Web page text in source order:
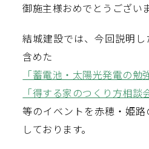
御施主様おめでとうござい
結城建設では、今回説明
含めた
「蓄電池・太陽光発電の勉
「得する家のつくり方相談
等のイベントを赤穂・姫
しております。